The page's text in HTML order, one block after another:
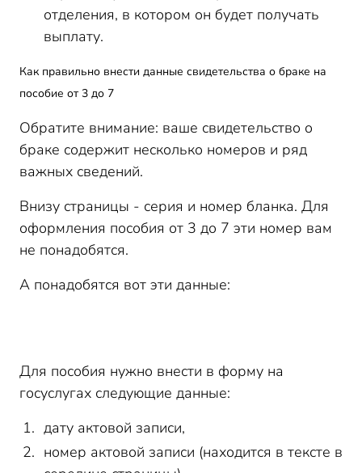
отделения, в котором он будет получать
выплату.
Как правильно внести данные свидетельства о браке на
пособие от 3 до 7
Обратите внимание: ваше свидетельство о
браке содержит несколько номеров и ряд
важных сведений.
Внизу страницы - серия и номер бланка. Для
оформления пособия от 3 до 7 эти номер вам
не понадобятся.
А понадобятся вот эти данные:
Для пособия нужно внести в форму на
госуслугах следующие данные:
дату актовой записи,
номер актовой записи (находится в тексте в